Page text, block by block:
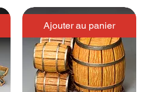
Ajouter au panier